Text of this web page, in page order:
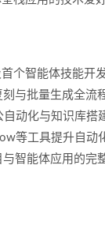
个智能体技能开发
与批量生成全流
动化与知识库搭
等工具提升自动
智能体应用的完